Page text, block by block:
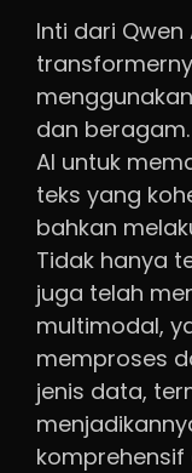
Inti dari
dan
AI untuk
teks yang
bahkan
Tidak hanya
juga telah
multimodal,
memproses
jenis data,
komprehensif